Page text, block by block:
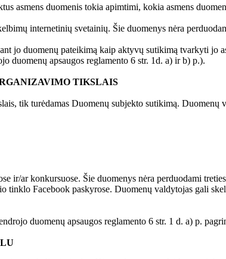
asmens duomenis tokia apimtimi, kokia asmens
internetinių svetainių. Šie duomenys nėra
jo duomenų pateikimą kaip aktyvų sutikimą tvarkyti jo
duomenų apsaugos reglamento 6 str. 1d. a) ir b) p.).
TIKSLAIS
tik turėdamas Duomenų subjekto sutikimą. Duomenų
ir/ar konkursuose. Šie duomenys nėra perduodami
Facebook paskyrose. Duomenų valdytojas gali
duomenų apsaugos reglamento 6 str. 1 d. a) p.